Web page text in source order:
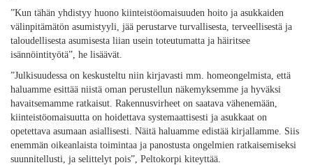
”Kun tähän yhdistyy huono kiinteistöomaisuuden hoito ja asukkaiden
välinpitämätön asumistyyli, jää perustarve turvallisesta, terveellisestä ja
taloudellisesta asumisesta liian usein toteutumatta ja häiritsee
isännöintityötä”, he lisäävät.
”Julkisuudessa on keskusteltu niin kirjavasti mm. homeongelmista, että
haluamme esittää niistä oman perustellun näkemyksemme ja hyväksi
havaitsemamme ratkaisut. Rakennusvirheet on saatava vähenemään,
kiinteistöomaisuutta on hoidettava systemaattisesti ja asukkaat on
opetettava asumaan asiallisesti. Näitä haluamme edistää kirjallamme. Siis
enemmän oikeanlaista toimintaa ja panostusta ongelmien ratkaisemiseksi
suunnitellusti, ja selittelyt pois”, Peltokorpi kiteyttää.